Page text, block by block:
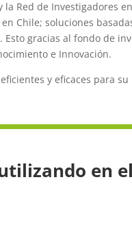
la Red de Investigadores
Chile; soluciones
gracias al fondo de
e Innovación.
y eficaces para
en